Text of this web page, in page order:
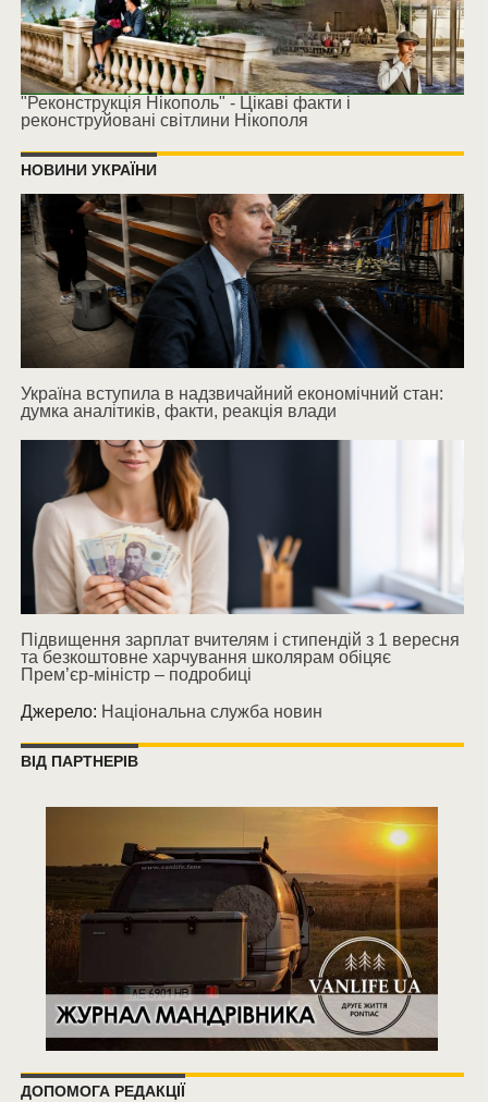
"Реконструкція Нікополь" - Цікаві факти і
реконструйовані світлини Нікополя
НОВИНИ УКРАЇНИ
Україна вступила в надзвичайний економічний стан:
думка аналітиків, факти, реакція влади
Підвищення зарплат вчителям і стипендій з 1 вересня
та безкоштовне харчування школярам обіцяє
Прем’єр-міністр – подробиці
Джерело: Національна служба новин
ВІД ПАРТНЕРІВ
ДОПОМОГА РЕДАКЦІЇ